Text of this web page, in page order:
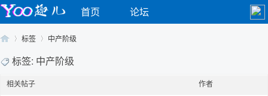
首页 论坛
Yo›
标签 中产阶级
标签: 中产阶级
相关帖子 作者